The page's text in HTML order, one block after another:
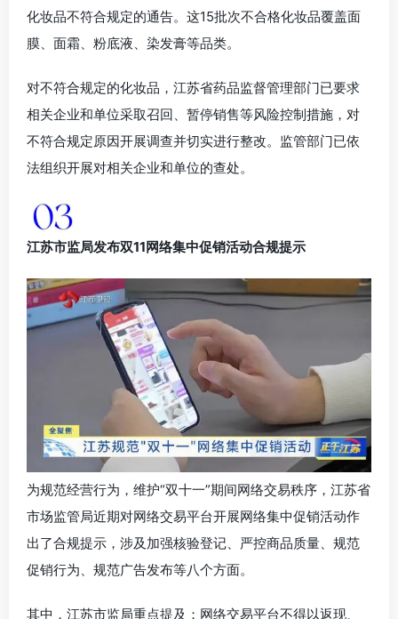
化妆品不符合规定的通告。这15批次不合格化妆品覆盖面
膜、面霜、粉底液、染发膏等品类。
对不符合规定的化妆品，江苏省药品监督管理部门已要求
相关企业和单位采取召回、暂停销售等风险控制措施，对
不符合规定原因开展调查并切实进行整改。监管部门已依
法组织开展对相关企业和单位的查处。
江苏市监局发布双11网络集中促销活动合规提示
为规范经营行为，维护“双十一”期间网络交易秩序，江苏省
市场监管局近期对网络交易平台开展网络集中促销活动作
出了合规提示，涉及加强核验登记、严控商品质量、规范
促销行为、规范广告发布等八个方面。
其中，江苏市监局重点提及：网络交易平台不得以返现、